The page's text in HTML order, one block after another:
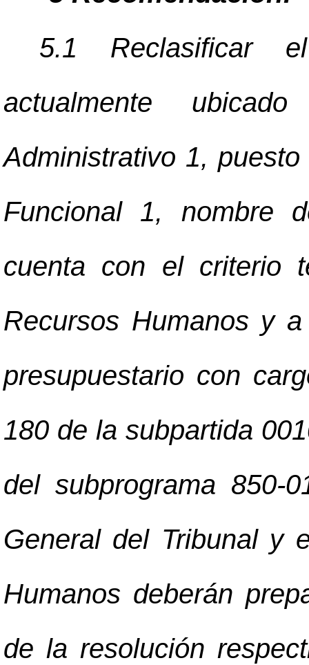
5.1 Reclasificar
actualmente
Administrativo 1,
Funcional 1, nombre
cuenta con el criterio
Recursos Humanos y
presupuestario con
180 de la subpartida
del subprograma 850-
General del Tribunal y
Humanos deberán
de la resolución